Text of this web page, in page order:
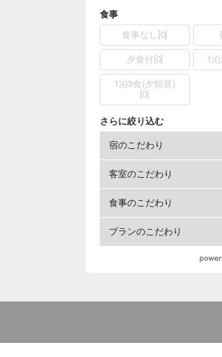
食事
食事なし 0
夕食付 0] 1
1泊3食(夕朝昼)
0
さらに絞り込む
宿のこだわり
客室のこだわり
食事のこだわり
プランのこだわり